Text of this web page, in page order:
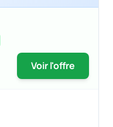
Voir l'offre